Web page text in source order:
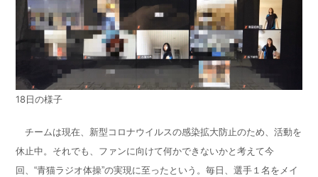
18日の様子
チームは現在、新型コロナウイルスの感染拡大防止のため、活動を
休止中。それでも、ファンに向けて何かできないかと考えて今
回、“青猫ラジオ体操”の実現に至ったという。毎日、選手１名をメイ